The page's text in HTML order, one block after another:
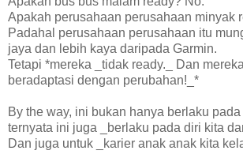
Apakah perusahaan perusahaan minyak
Padahal perusahaan perusahaan itu
jaya dan lebih kaya daripada Garmin.
Tetapi *mereka _tidak ready._ Dan
beradaptasi dengan perubahan!_*
By the way, ini bukan hanya berlaku
ternyata ini juga _berlaku pada diri kita
Dan juga untuk _karier anak anak kita